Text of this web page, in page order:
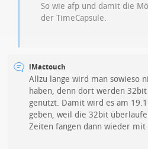
So wie afp und damit die
der TimeCapsule.
iMactouch
Allzu lange wird man sowieso
haben, denn dort werden
genutzt. Damit wird es am
geben, weil die 32bit
Zeiten fangen dann wieder mit